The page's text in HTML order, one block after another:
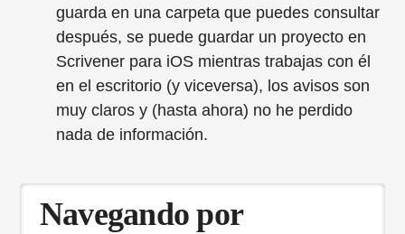
guarda en una carpeta que puedes consultar
después, se puede guardar un proyecto en
Scrivener para iOS mientras trabajas con él
en el escritorio (y viceversa), los avisos son
muy claros y (hasta ahora) no he perdido
nada de información.
Navegando por